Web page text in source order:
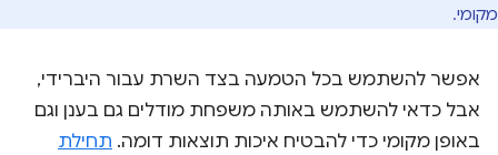
מקומי.
אפשר להשתמש בכל הטמעה בצד השרת עבור היברידי,
אבל כדאי להשתמש באותה משפחת מודלים גם בענן וגם
באופן מקומי כדי להבטיח איכות תוצאות דומה. תחילת